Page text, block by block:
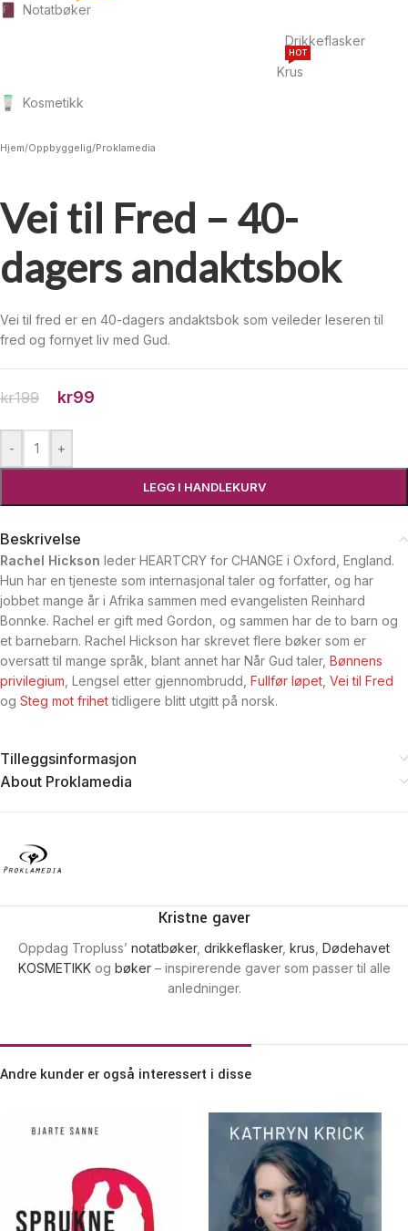
Notatbøker
Drikkeflasker
Krus
HOT
Kosmetikk
Hjem/Oppbyggelig/Proklamedia
Vei til Fred – 40-
dagers andaktsbok
Vei til fred er en 40-dagers andaktsbok som veileder leseren til
fred og fornyet liv med Gud.
kr199 kr99
- +
LEGG I HANDLEKURV
Beskrivelse
Rachel Hickson leder HEARTCRY for CHANGE i Oxford, England.
Hun har en tjeneste som internasjonal taler og forfatter, og har
jobbet mange år i Afrika sammen med evangelisten Reinhard
Bonnke. Rachel er gift med Gordon, og sammen har de to barn og
et barnebarn. Rachel Hickson har skrevet flere bøker som er
oversatt til mange språk, blant annet har Når Gud taler, Bønnens
privilegium , Lengsel etter gjennombrudd, Fullfør løpet Vei til Fred
og Steg mot frihettidligere blitt utgitt på norsk.
Tilleggsinformasjon
About Proklamedia
Kristne gaver
Oppdag Tropluss’ notatbøker, drikkeflasker, krus Dødehavet
KOSMETIKKog bøker– inspirerende gaver som passer til alle
anledninger.
Andre kunder er også interessert i disse